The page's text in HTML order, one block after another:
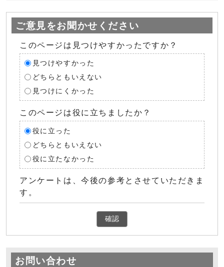
ご意見をお聞かせください
このページは見つけやすかったですか？
見つけやすかった
どちらともいえない
見つけにくかった
このページは役に立ちましたか？
役に立った
どちらともいえない
役に立たなかった
アンケートは、今後の参考とさせていただきま
す。
確認
お問い合わせ